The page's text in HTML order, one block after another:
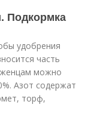
Подкормка
удобрения
часть
можно
Азот содержат
торф,